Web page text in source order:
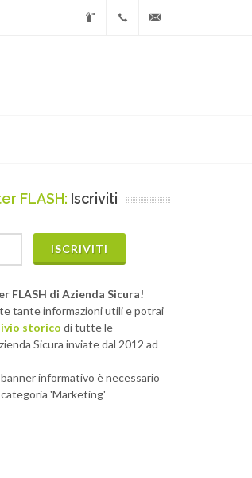
FLASH: Iscriviti
ISCRIVITI
FLASH di Azienda Sicura!
tante informazioni utili e potrai
storico di tutte le
Sicura inviate dal 2012 ad
informativo è necessario
'Marketing'